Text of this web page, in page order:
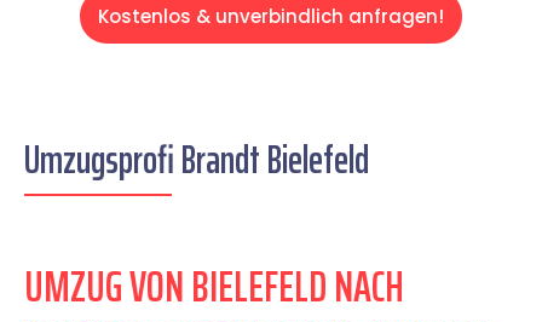
Kostenlos & unverbindlich anfragen!
Umzugsprofi Brandt Bielefeld
UMZUG VON BIELEFELD NACH